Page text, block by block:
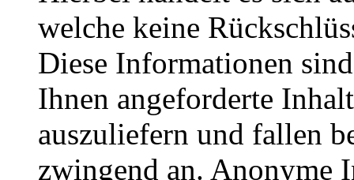
welche keine
Diese Informationen
Ihnen angeforderte
auszuliefern und fallen
zwingend an. Anonyme